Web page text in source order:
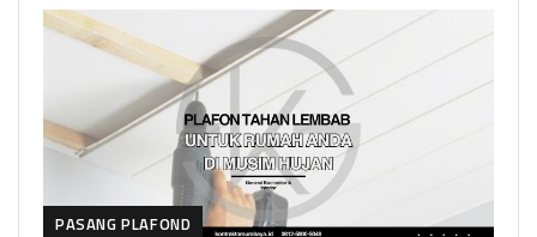
PASANG PLAFOND